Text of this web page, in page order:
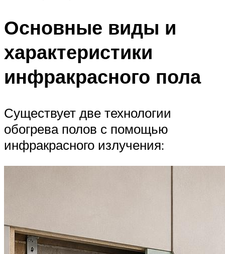
Основные виды и
характеристики
инфракрасного пола
Существует две технологии
обогрева полов с помощью
инфракрасного излучения: